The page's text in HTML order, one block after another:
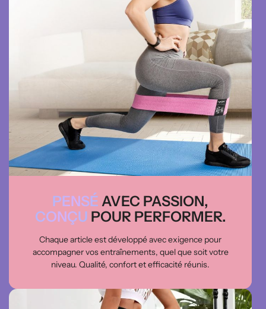
PENSÉ AVEC PASSION,
CONÇU POUR PERFORMER.
Chaque article est développé avec exigence pour
accompagner vos entraînements, quel que soit votre
niveau. Qualité, confort et efficacité réunis.